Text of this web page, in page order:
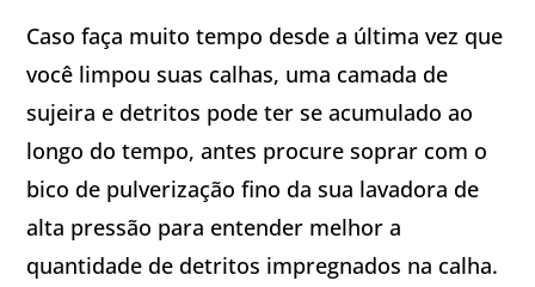
Caso faça muito tempo desde a última vez que
você limpou suas calhas, uma camada de
sujeira e detritos pode ter se acumulado ao
longo do tempo, antes procure soprar com o
bico de pulverização fino da sua lavadora de
alta pressão para entender melhor a
quantidade de detritos impregnados na calha.